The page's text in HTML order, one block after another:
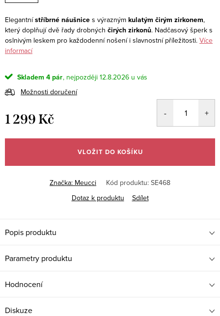
Elegantnístříbrné náušnice s výrazným kulatým čirým zirkonem,
který doplňují dvě řady drobných čirých zirkonů. Nadčasový šperk s
oslnivým leskem pro každodenní nošení i slavnostní příležitosti. Více
informací
Skladem 4 pár
12.8.2026
Možnosti doručení
1 299 Kč
cena:
VLOŽIT DO KOŠÍKU
Značka: Meucci Kód produktu: SE468
Dotaz k produktu
Sdílet
Popis produktu
Parametry produktu
Hodnocení
Diskuze